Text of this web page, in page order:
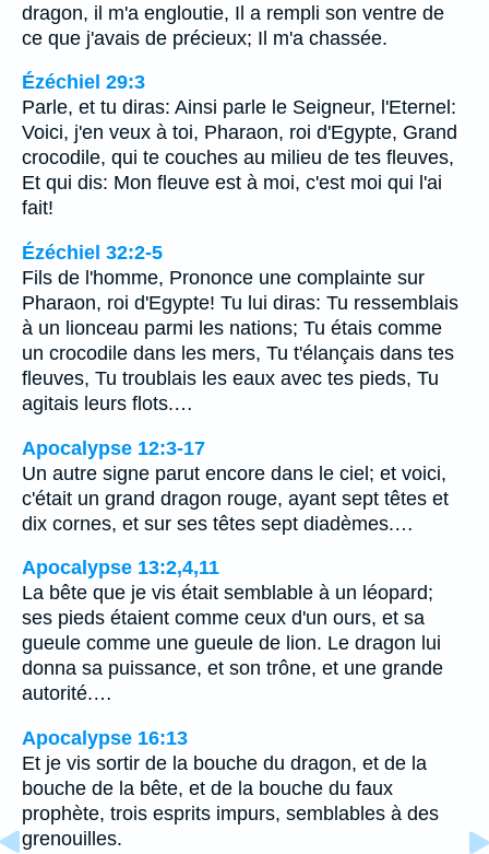
dragon, il m'a engloutie, Il a rempli son ventre de
ce que j'avais de précieux; Il m'a chassée.
Ézéchiel 29:3
Parle, et tu diras: Ainsi parle le Seigneur, l'Eternel:
Voici, j'en veux à toi, Pharaon, roi d'Egypte, Grand
crocodile, qui te couches au milieu de tes fleuves,
Et qui dis: Mon fleuve est à moi, c'est moi qui l'ai
fait!
Ézéchiel 32:2-5
Fils de l'homme, Prononce une complainte sur
Pharaon, roi d'Egypte! Tu lui diras: Tu ressemblais
à un lionceau parmi les nations; Tu étais comme
un crocodile dans les mers, Tu t'élançais dans tes
fleuves, Tu troublais les eaux avec tes pieds, Tu
agitais leurs flots.…
Apocalypse 12:3-17
Un autre signe parut encore dans le ciel; et voici,
c'était un grand dragon rouge, ayant sept têtes et
dix cornes, et sur ses têtes sept diadèmes.…
Apocalypse 13:2,4,11
La bête que je vis était semblable à un léopard;
ses pieds étaient comme ceux d'un ours, et sa
gueule comme une gueule de lion. Le dragon lui
donna sa puissance, et son trône, et une grande
autorité.…
Apocalypse 16:13
Et je vis sortir de la bouche du dragon, et de la
bouche de la bête, et de la bouche du faux
prophète, trois esprits impurs, semblables à des
grenouilles.